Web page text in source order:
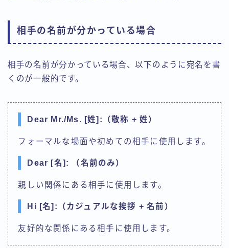
相手の名前が分かっている場合
相手の名前が分かっている場合、以下のように宛名を書
くのが一般的です。
Dear Mr./Ms. [姓]:（敬称 + 姓）
フォーマルな場面や初めての相手に使用します。
Dear [名]: （名前のみ）
親しい関係にある相手に使用します。
Hi [名]:（カジュアルな挨拶 + 名前）
友好的な関係にある相手に使用します。